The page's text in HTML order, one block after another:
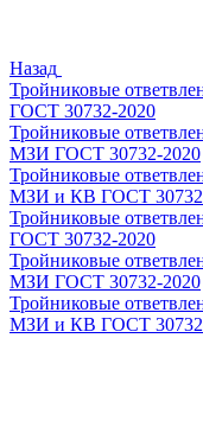
Назад
Тройниковые
ГОСТ 30732-2020
Тройниковые
МЗИ ГОСТ 30732-2020
Тройниковые
МЗИ и КВ ГОСТ
Тройниковые
ГОСТ 30732-2020
Тройниковые
МЗИ ГОСТ 30732-2020
Тройниковые
МЗИ и КВ ГОСТ